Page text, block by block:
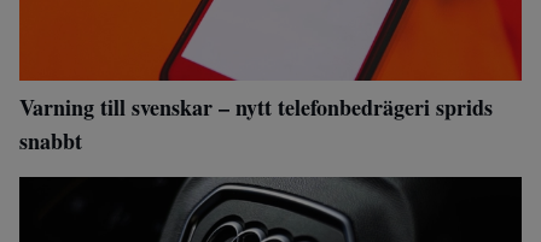
Varning till svenskar – nytt telefonbedrägeri sprids
snabbt